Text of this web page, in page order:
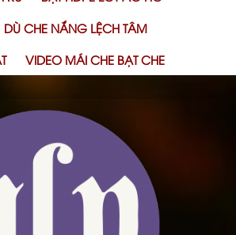
DÙ CHE NẮNG LỆCH TÂM
VIDEO MÁI CHE BẠT CHE